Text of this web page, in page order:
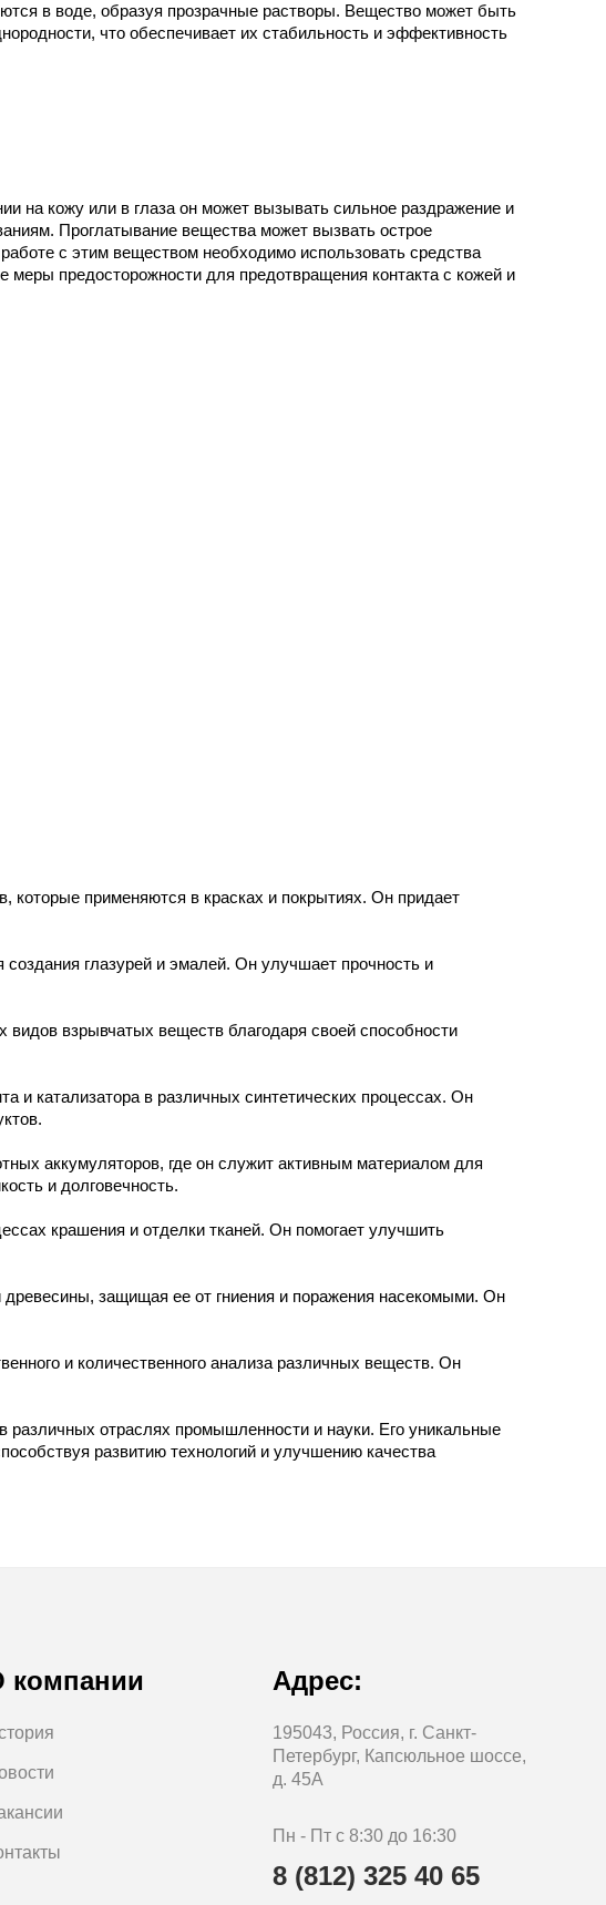
в воде, образуя прозрачные растворы. Вещество может быть
что обеспечивает их стабильность и эффективность
на кожу или в глаза он может вызывать сильное раздражение и
Проглатывание вещества может вызвать острое
с этим веществом необходимо использовать средства
меры предосторожности для предотвращения контакта с кожей и
которые применяются в красках и покрытиях. Он придает
глазурей и эмалей. Он улучшает прочность и
взрывчатых веществ благодаря своей способности
и катализатора в различных синтетических процессах. Он
аккумуляторов, где он служит активным материалом для
и долговечность.
крашения и отделки тканей. Он помогает улучшить
древесины, защищая ее от гниения и поражения насекомыми. Он
и количественного анализа различных веществ. Он
отраслях промышленности и науки. Его уникальные
развитию технологий и улучшению качества
компании Адрес:
195043, Россия, г. Санкт-
Петербург, Капсюльное шоссе,
д. 45А
Пн - Пт с 8:30 до 16:30
8 (812) 325 40 65